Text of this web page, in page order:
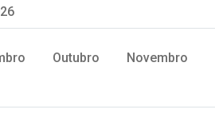
Outubro Novembro